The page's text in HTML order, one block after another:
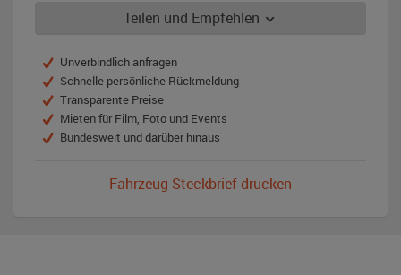
Teilen und Empfehlen
Unverbindlich anfragen
Schnelle persönliche Rückmeldung
Transparente Preise
Mieten für Film, Foto und Events
Bundesweit und darüber hinaus
Fahrzeug-Steckbrief drucken